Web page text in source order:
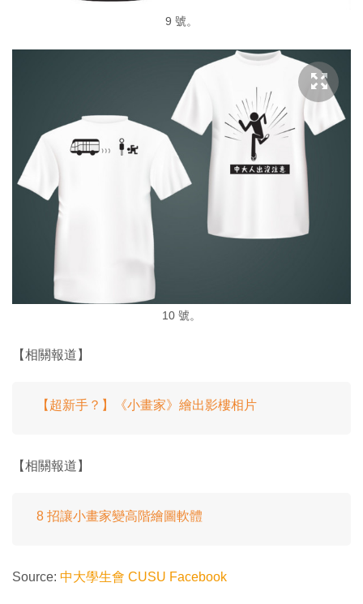
9 號。
10 號。
【相關報道】
【超新手？】《小畫家》繪出影樓相片
【相關報道】
8 招讓小畫家變高階繪圖軟體
Source: 中大學生會 CUSU Facebook